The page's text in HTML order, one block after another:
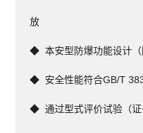
放
◆ 本安型防爆功能设计
◆ 安全性能符合GB/T
◆ 通过型式评价试验（